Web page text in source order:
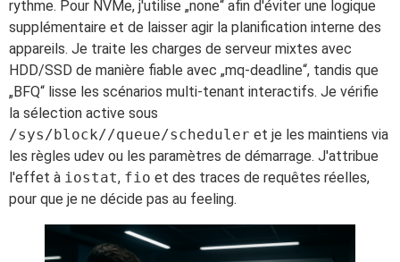
rythme. Pour NVMe, j'utilise „none“ afin d'éviter une logique
supplémentaire et de laisser agir la planification interne des
appareils. Je traite les charges de serveur mixtes avec
HDD/SSD de manière fiable avec „mq-deadline“, tandis que
„BFQ“ lisse les scénarios multi-tenant interactifs. Je vérifie
la sélection active sous
/sys/block//queue/scheduler et je les maintiens via
les règles udev ou les paramètres de démarrage. J'attribue
l'effet à iostat, fio et des traces de requêtes réelles,
pour que je ne décide pas au feeling.